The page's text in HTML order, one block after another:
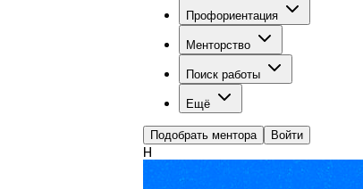
Профориентация
Менторство
Поиск работы
Ещё
Подобрать ментора Войти
Н